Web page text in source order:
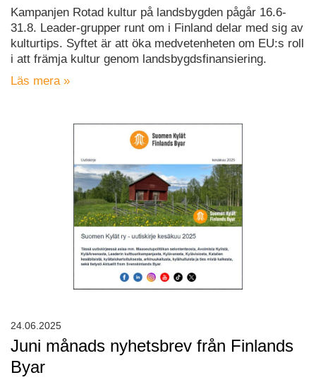
Kampanjen Rotad kultur på landsbygden pågår 16.6-
31.8. Leader-grupper runt om i Finland delar med sig av
kulturtips. Syftet är att öka medvetenheten om EU:s roll
i att främja kultur genom landsbygdsfinansiering.
Läs mera »
Juni månads nyhetsbrev från Finlands
Byar
24.06.2025